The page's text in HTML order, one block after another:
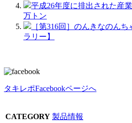
平成26年度に排出された産
万トン
［第316回］のんきなのん
ラリー】
タキレポFacebookページへ
CATEGORY 製品情報